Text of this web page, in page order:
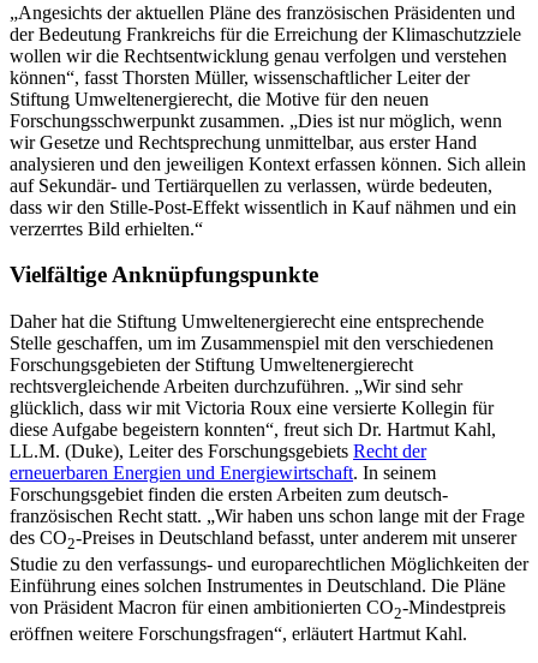
„Angesichts der aktuellen Pläne des französischen Präsidenten und
der Bedeutung Frankreichs für die Erreichung der Klimaschutzziele
wollen wir die Rechtsentwicklung genau verfolgen und verstehen
können“, fasst Thorsten Müller, wissenschaftlicher Leiter der
Stiftung Umweltenergierecht, die Motive für den neuen
Forschungsschwerpunkt zusammen. „Dies ist nur möglich, wenn
wir Gesetze und Rechtsprechung unmittelbar, aus erster Hand
analysieren und den jeweiligen Kontext erfassen können. Sich allein
auf Sekundär- und Tertiärquellen zu verlassen, würde bedeuten,
dass wir den Stille-Post-Effekt wissentlich in Kauf nähmen und ein
verzerrtes Bild erhielten.“
Vielfältige Anknüpfungspunkte
Daher hat die Stiftung Umweltenergierecht eine entsprechende
Stelle geschaffen, um im Zusammenspiel mit den verschiedenen
Forschungsgebieten der Stiftung Umweltenergierecht
rechtsvergleichende Arbeiten durchzuführen. „Wir sind sehr
glücklich, dass wir mit Victoria Roux eine versierte Kollegin für
diese Aufgabe begeistern konnten“, freut sich Dr. Hartmut Kahl,
LL.M. (Duke), Leiter des Forschungsgebiets Recht der
erneuerbaren Energien und Energiewirtschaft. In seinem
Forschungsgebiet finden die ersten Arbeiten zum deutsch-
französischen Recht statt. „Wir haben uns schon lange mit der Frage
des CO2-Preises in Deutschland befasst, unter anderem mit unserer
Studie zu den verfassungs- und europarechtlichen Möglichkeiten der
Einführung eines solchen Instrumentes in Deutschland. Die Pläne
von Präsident Macron für einen ambitionierten CO2-Mindestpreis
eröffnen weitere Forschungsfragen“, erläutert Hartmut Kahl.